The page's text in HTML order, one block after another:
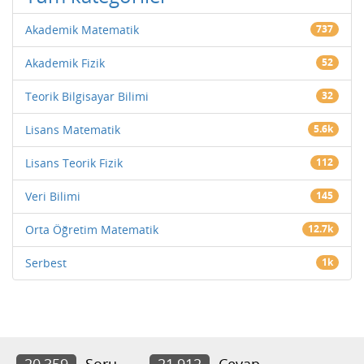
Akademik Matematik 737
Akademik Fizik 52
Teorik Bilgisayar Bilimi 32
Lisans Matematik 5.6k
Lisans Teorik Fizik 112
Veri Bilimi 145
Orta Öğretim Matematik 12.7k
Serbest 1k